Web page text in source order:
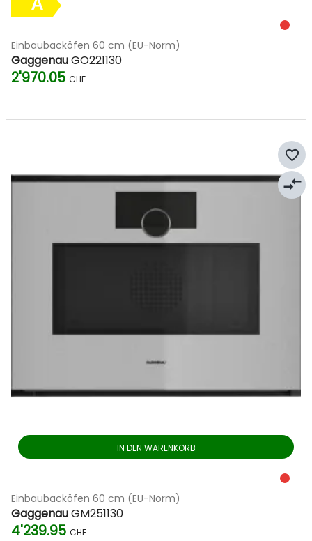
A
Einbaubacköfen 60 cm (EU-Norm)
GaggenauGO221130
2'970.05 CHF
IN DEN WARENKORB
Einbaubacköfen 60 cm (EU-Norm)
GaggenauGM251130
4'239.95 CHF
favorite_border
compare_arrows